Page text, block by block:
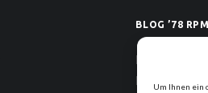
Um Ihnen ein
BLOG ’78
Neuester
Kunst des